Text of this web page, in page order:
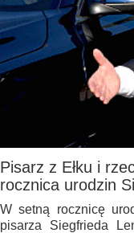
Pisarz z Ełku i
rocznica urodzin
W setną rocznicę
pisarza Siegfrieda